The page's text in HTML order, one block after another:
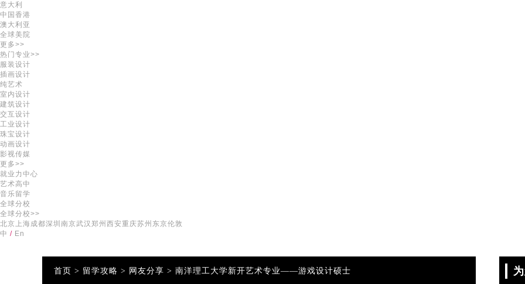
意大利
中国香港
澳大利亚
全球美院
更多>>
热门专业>>
服装设计
插画设计
纯艺术
室内设计
建筑设计
交互设计
工业设计
珠宝设计
动画设计
影视传媒
更多>>
就业力中心
艺术高中
音乐留学
全球分校
全球分校>>
北京 上海成都深圳 南京武汉 郑州 西安重庆苏州 东京伦敦
中 / En
首页 > 留学攻略 > 网友分享 > 南洋理工大学新开艺术专业——游戏设计硕士